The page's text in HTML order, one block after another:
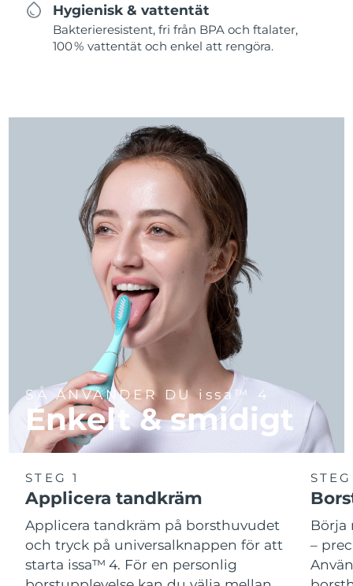
Hygienisk & vattentät
Bakterieresistent, fri från BPA och ftalater,
100 % vattentät och enkel att rengöra.
SÅ ANVÄNDER DU issa™ 4
Enkelt & smidigt
STEG 1
Applicera tandkräm
Applicera tandkräm på borsthuvudet
och tryck på universalknappen för att
starta issa™ 4. För en personlig
Börja
–